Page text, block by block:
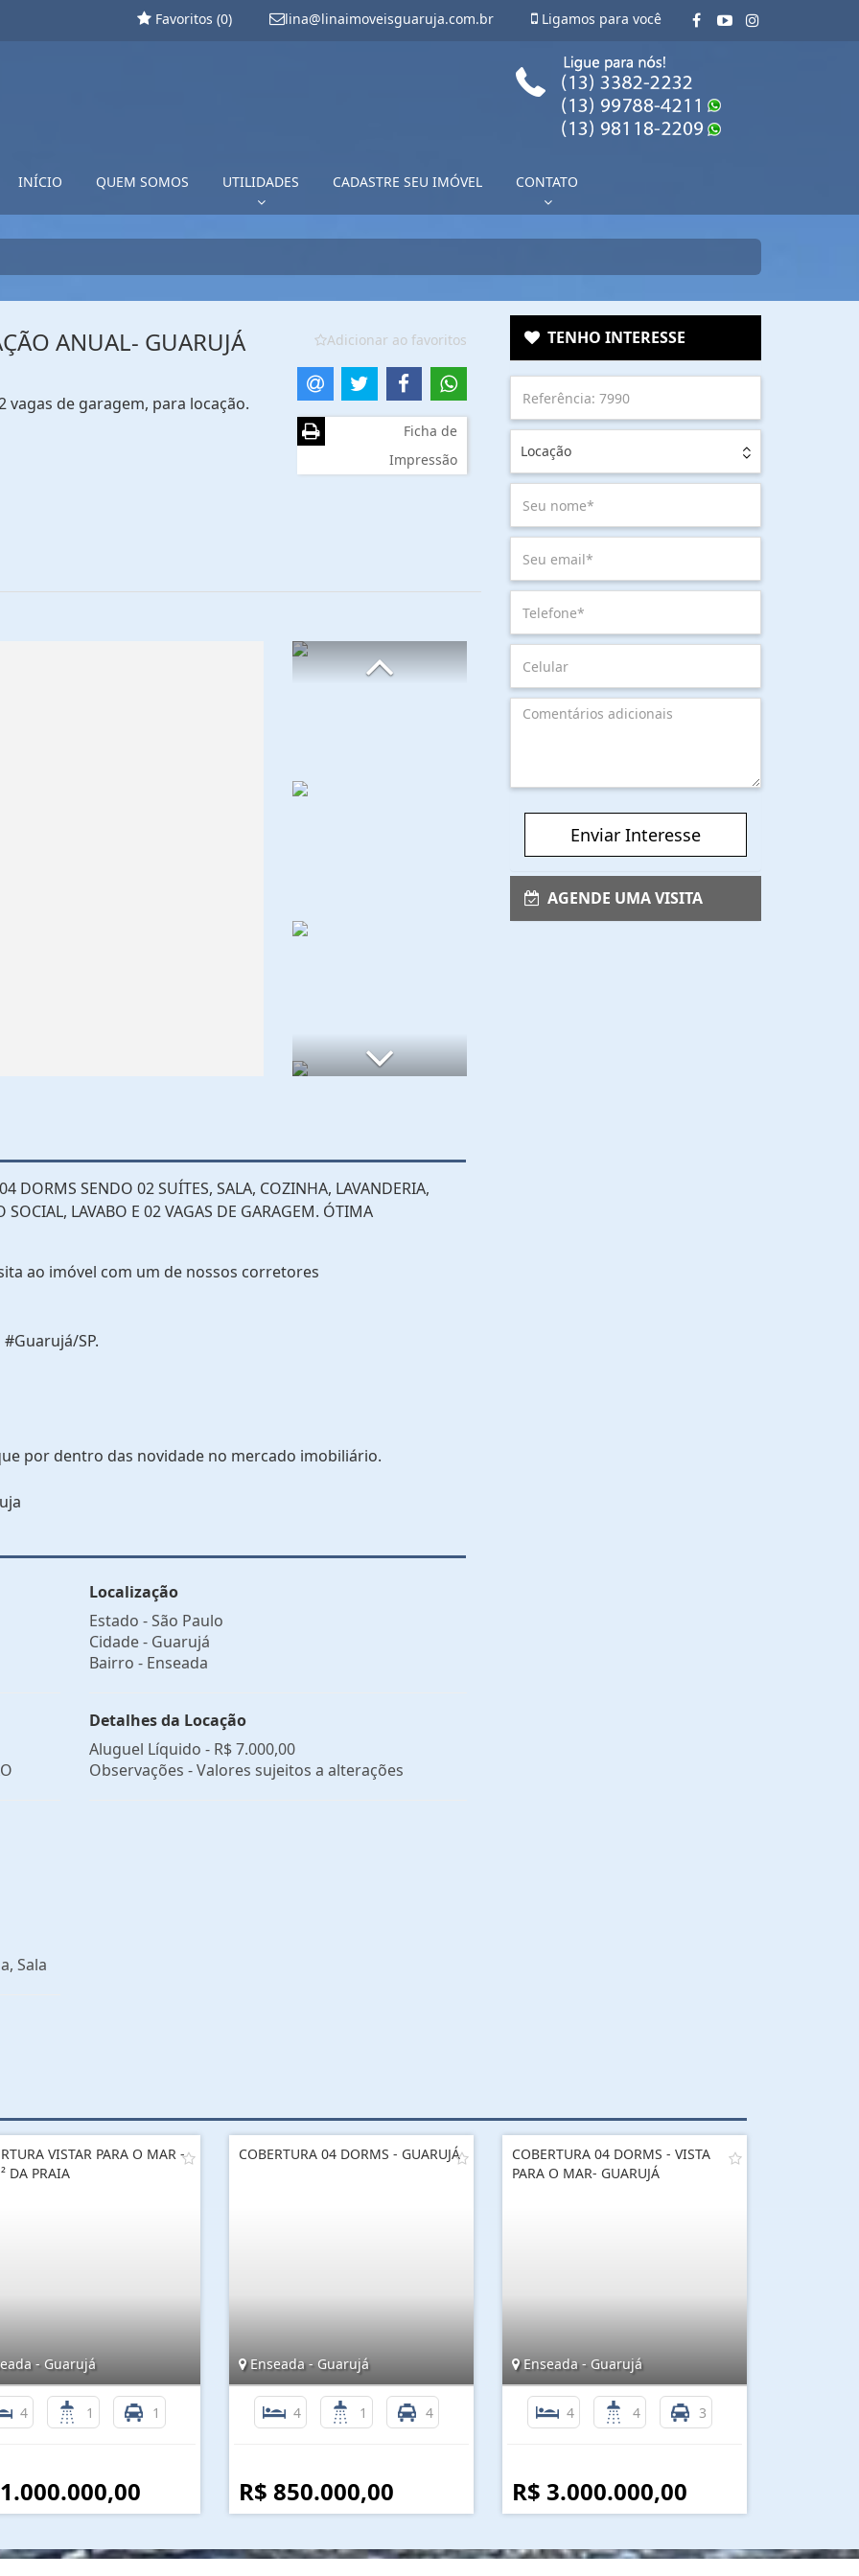
Ligamos para você
lina@linaimoveisguaruja.com.br
Favoritos (0)
INÍCIO QUEM SOMOS UTILIDADES CADASTRE SEU IMÓVEL CONTATO
ANUAL- GUARUJÁ
de garagem, para locação.
Adicionar ao favoritos
Ficha de
Impressão
DORMS SENDO 02 SUÍTES, SALA, COZINHA, LAVANDERIA,
LAVABO E 02 VAGAS DE GARAGEM. ÓTIMA
ao imóvel com um de nossos corretores
SP.
por dentro das novidade no mercado imobiliário.
Sala
Localização
Estado -São Paulo
Cidade - Guarujá
Bairro - Enseada
Detalhes da Locação
Aluguel Líquido - R$ 7.000,00
Observações - Valores sujeitos a alterações
TENHO INTERESSE
Locação
Enviar Interesse
AGENDE UMA VISITA
VISTAR PARA O MAR -
DA PRAIA
- Guarujá
4 1 1
COBERTURA 04 DORMS - GUARUJÁ
Enseada - Guarujá
4 1 4
R$ 850.000,00
COBERTURA 04 DORMS - VISTA
PARA O MAR- GUARUJÁ
Enseada - Guarujá
4 4 3
R$ 3.000.000,00